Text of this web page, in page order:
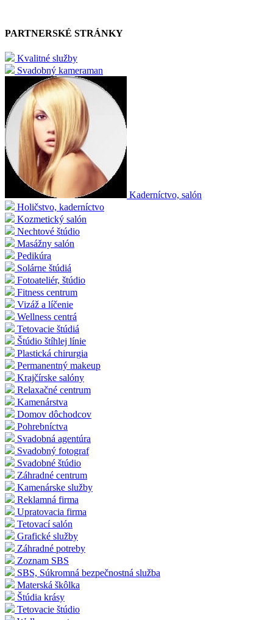
PARTNERSKÉ STRÁNKY
Kvalitné služby
Svadobný kameraman
Kaderníctvo, salón
Holičstvo, kaderníctvo
Kozmetický salón
Nechtové štúdio
Masážny salón
Pedikúra
Solárne štúdiá
Fotoateliér, štúdio
Fitness centrum
Vizáž a líčenie
Wellness centrá
Tetovacie štúdiá
Štúdio štíhlej línie
Plastická chirurgia
Permanentný makeup
Krajčírske salóny
Relaxačné centrum
Kamenárstva
Domov dôchodcov
Pohrebníctva
Svadobná agentúra
Svadobný fotograf
Svadobné štúdio
Záhradné centrum
Kamenárske služby
Reklamná firma
Upratovacia firma
Tetovací salón
Grafické služby
Záhradné potreby
Zoznam SBS
SBS, Súkromná bezpečnostná služba
Materská škôlka
Štúdia krásy
Tetovacie štúdio